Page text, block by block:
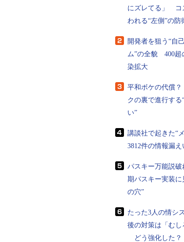
全ての
セキュリテ
っていても、
たセキュリテ
ひ、自社の
Quiz：セキ
次ページからは
にズレてる」 コ
われる“左側”の防
開発者を狙う“自
ム”の全貌 400超
染拡大
平和ボケの代償
クの裏で進行する
い”
講談社で起きた“
3812件の情報漏え
パスキー万能説
期パスキー実装に
の穴”
たった3人の情シ
後の対策は「むし
どう強化した？